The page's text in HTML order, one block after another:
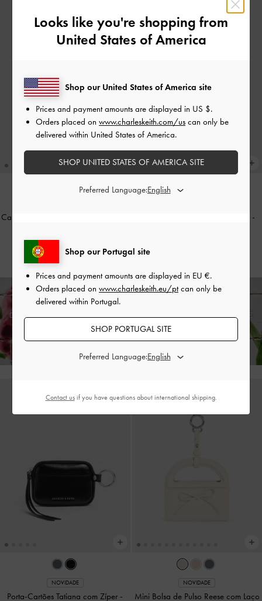
Carteira Apolline com Zíper e Textura
€49.00
-
Desfrute deenvio padrão grátisem todas as encomendas a partir de 139 €
e
no prazo de 30 dias após receber a sua encomenda*
NOVIDADE
Porta-Cartões Tatiana com Zíper -
NOVIDADE
Mini Bolsa de Pulso Reese com Laço
Looks like you're shopping from
United States of America
Shop our Portugal site
Prices and payment amounts are displayed in EU €.
Orders placed on www.charleskeith.eu/ptcan only be
delivered within Portugal.
SHOP PORTUGAL SITE
Preferred Language:
Shop our United States of America site
Prices and payment amounts are displayed in US $.
Orders placed on www.charleskeith.com/us can only be
delivered within United States of America.
SHOP UNITED STATES OF AMERICA SITE
Preferred Language:
Contact usif you have questions about international shipping.